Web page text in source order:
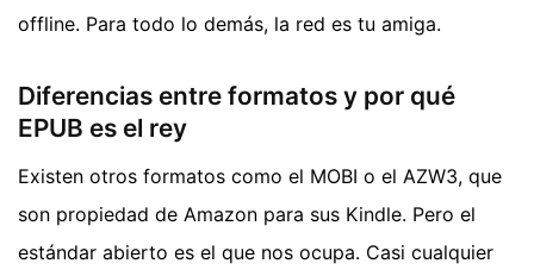
offline. Para todo lo demás, la red es tu amiga.
Diferencias entre formatos y por qué
EPUB es el rey
Existen otros formatos como el MOBI o el AZW3, que
son propiedad de Amazon para sus Kindle. Pero el
estándar abierto es el que nos ocupa. Casi cualquier